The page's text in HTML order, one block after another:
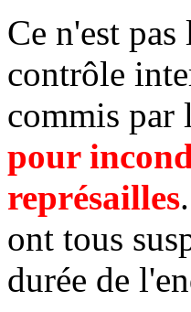
Ce n'est
contrôle
commis par
pour
représailles
ont tous
durée de